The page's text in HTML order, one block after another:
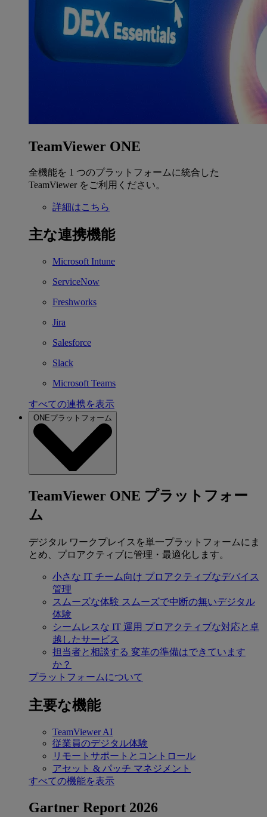
TeamViewer ONE
全機能を 1 つのプラットフォームに統合した
TeamViewer をご利用ください。
詳細はこちら
主な連携機能
Microsoft Intune
ServiceNow
Freshworks
Jira
Salesforce
Slack
Microsoft Teams
すべての連携を表示
ONEプラットフォーム
TeamViewer ONE プラットフォー
ム
デジタル ワークプレイスを単一プラットフォームにま
とめ、プロアクティブに管理・最適化します。
小さな IT チーム向け プロアクティブなデバイス
管理
スムーズな体験 スムーズで中断の無いデジタル
体験
シームレスな IT 運用 プロアクティブな対応と卓
越したサービス
担当者と相談する 変革の準備はできています
か？
プラットフォームについて
主要な機能
TeamViewer AI
従業員のデジタル体験
リモートサポートとコントロール
アセット & パッチ マネジメント
すべての機能を表示
Gartner Report 2026